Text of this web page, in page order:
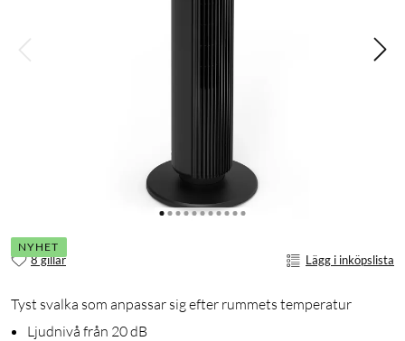
NYHET
8 gillar Lägg i inköpslista
Tyst svalka som anpassar sig efter rummets temperatur
Ljudnivå från 20 dB